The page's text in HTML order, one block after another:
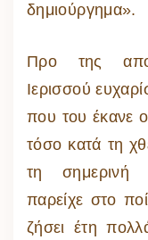
δημιούργημα».
Προ της
Ιερισσού
που του έκανε
τόσο κατά τη
τη σημερινή
παρείχε στο
ζήσει έτη